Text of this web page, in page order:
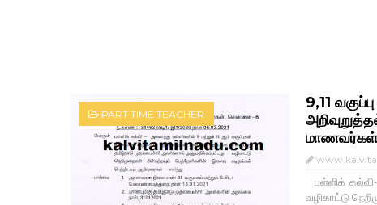
PART TIME TEACHER
9,11
மாணவர்கள்
பள்ளிக்
வழிகாட்டு